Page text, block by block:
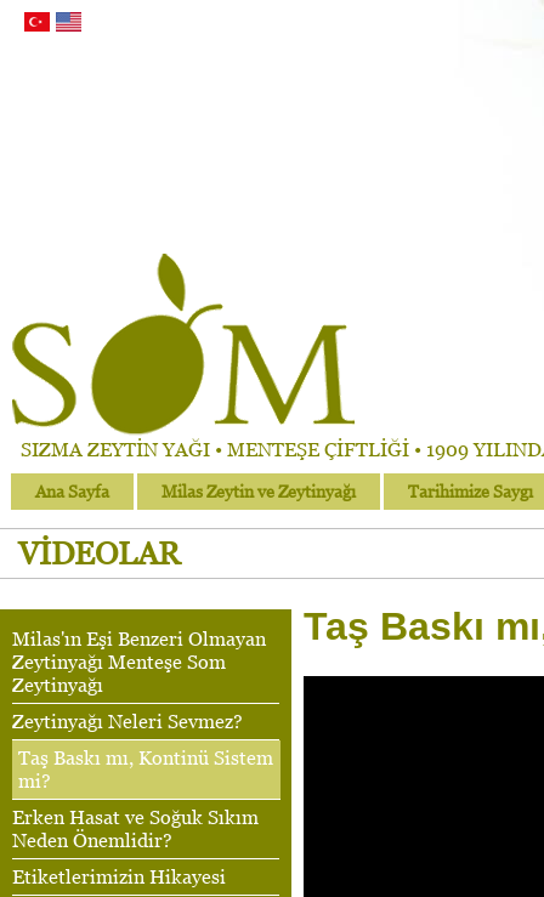
SIZMA ZEYTİN YAĞI • MENTEŞE ÇİFTLİĞİ • 1909
Ana Sayfa Milas Zeytin ve Zeytinyağı Tarihimize Saygı
VİDEOLAR
Milas'ın Eşi Benzeri Olmayan
Zeytinyağı Menteşe Som
Zeytinyağı
Zeytinyağı Neleri Sevmez?
Taş Baskı mı, Kontinü Sistem
mi?
Erken Hasat ve Soğuk Sıkım
Neden Önemlidir?
Etiketlerimizin Hikayesi
Taş Baskı